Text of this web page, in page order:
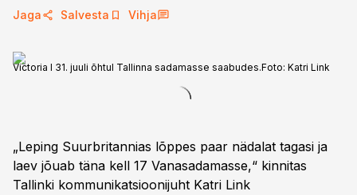
Jaga Salvesta Vihja
Victoria I 31. juuli õhtul Tallinna sadamasse saabudes.Foto: Katri Link
„Leping Suurbritannias lõppes paar nädalat tagasi ja
laev jõuab täna kell 17 Vanasadamasse,“ kinnitas
Tallinki kommunikatsioonijuht Katri Link